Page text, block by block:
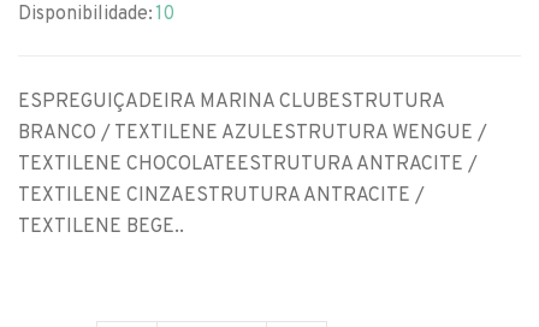
Disponibilidade:10
ESPREGUIÇADEIRA MARINA CLUBESTRUTURA
BRANCO / TEXTILENE AZULESTRUTURA WENGUE /
TEXTILENE CHOCOLATEESTRUTURA ANTRACITE /
TEXTILENE CINZAESTRUTURA ANTRACITE /
TEXTILENE BEGE..